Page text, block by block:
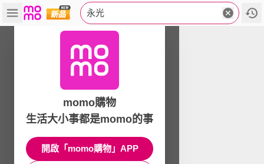
永光
momo購物
生活大小事都是momo的事
開啟「momo購物」APP